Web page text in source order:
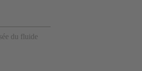
du fluide